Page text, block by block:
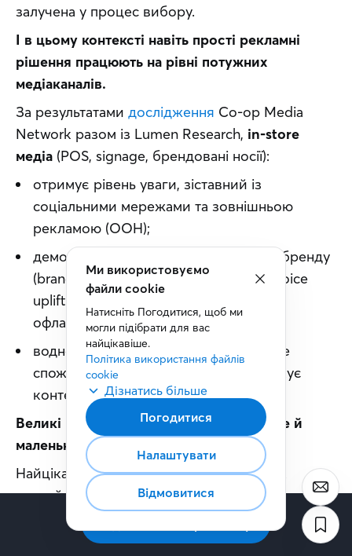
залучена у процес вибору.
І в цьому контексті навіть прості рекламні
рішення працюють на рівні потужних
медіаканалів.
За результатами дослідження Co‑op Media
Network разом із Lumen Research, in‑store
медіа (POS, signage, брендовані носії):
отримує рівень уваги, зіставний із
соціальними мережами та зовнішньою
рекламою (OOH);
демонструє зростання впізнаваності бренду
(brand recall) та переваги у виборі (choice
uplift), порівнянне з іншими онлайн- і
офлайн-каналами;
водночас перебуває в середовищі, де
споживач не перемикається і не блокує
контент.
Великі ритейл-мережі переважають, але й
маленькі не пасуть задніх.
Найцікавіший інсайт дослідження — так
званий small store advantage (перевага маленьких
крамниць)
. У магазинах малого формату:
у 2 рази більше можливостей побачити
Ми використовуємо
файли cookie
Натисніть Погодитися, щоб ми
могли підібрати для вас
найцікавіше.
Політика використання файлів
cookie
Дізнатись більше
Погодитися
Налаштувати
Відмовитися